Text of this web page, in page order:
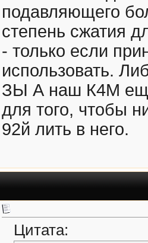
подавляющего
степень сжатия
- только если
использовать.
ЗЫ А наш К4М
для того, чтобы
92й лить в него.
Цитата: